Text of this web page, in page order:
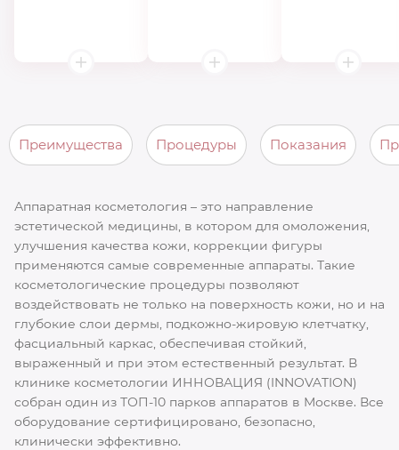
Преимущества Процедуры Показания
Аппаратная косметология – это направление
эстетической медицины, в котором для омоложения,
улучшения качества кожи, коррекции фигуры
применяются самые современные аппараты. Такие
косметологические процедуры позволяют
воздействовать не только на поверхность кожи, но и на
глубокие слои дермы, подкожно-жировую клетчатку,
фасциальный каркас, обеспечивая стойкий,
выраженный и при этом естественный результат. В
клинике косметологии ИННОВАЦИЯ (INNOVATION)
собран один из ТОП-10 парков аппаратов в Москве. Все
оборудование сертифицировано, безопасно,
клинически эффективно.